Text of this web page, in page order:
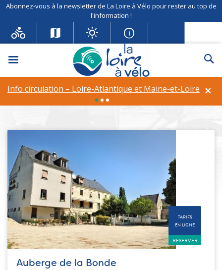
Abonnez-vous à la newsletter de La Loire à Vélo pour rester au top de
l'information !
Menu
×
Info circulation – Loire-Atlantique et Maine-et-Loire
Communes
fil d'Ariane
Un itinéraire de 900 km au bord de la Loire Communes
TARIFS
EN LIGNE
RÉSERVER
Auberge de la Bonde